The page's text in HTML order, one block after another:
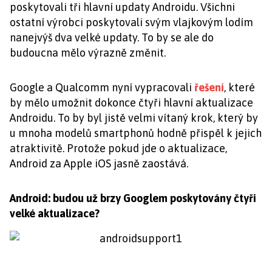
poskytovali tři hlavní updaty Androidu. Všichni
ostatní výrobci poskytovali svým vlajkovým lodím
nanejvýš dva velké updaty. To by se ale do
budoucna mělo výrazně změnit.
Google a Qualcomm nyní vypracovali řešení, které
by mělo umožnit dokonce čtyři hlavní aktualizace
Androidu. To by byl jistě velmi vítaný krok, který by
u mnoha modelů smartphonů hodně přispěl k jejich
atraktivitě. Protože pokud jde o aktualizace,
Android za Apple iOS jasně zaostává.
Android: budou už brzy Googlem poskytovány čtyři
velké aktualizace?